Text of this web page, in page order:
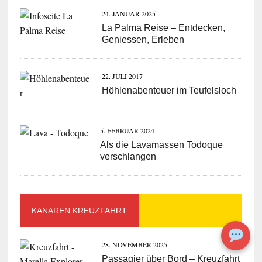
24. JANUAR 2025
La Palma Reise – Entdecken,
Geniessen, Erleben
22. JULI 2017
Höhlenabenteuer im Teufelsloch
5. FEBRUAR 2024
Als die Lavamassen Todoque
verschlangen
KANAREN KREUZFAHRT
28. NOVEMBER 2025
Passagier über Bord – Kreuzfahrt